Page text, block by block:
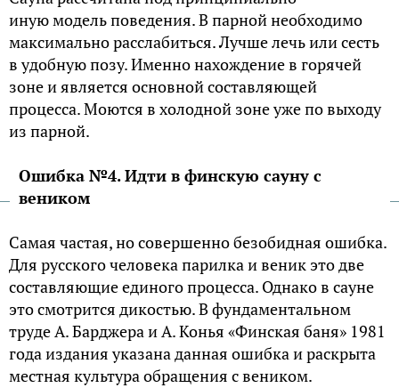
иную модель поведения. В парной необходимо
максимально расслабиться. Лучше лечь или сесть
в удобную позу. Именно нахождение в горячей
зоне и является основной составляющей
процесса. Моются в холодной зоне уже по выходу
из парной.
Ошибка №4. Идти в финскую сауну с
веником
Самая частая, но совершенно безобидная ошибка.
Для русского человека парилка и веник это две
составляющие единого процесса. Однако в сауне
это смотрится дикостью. В фундаментальном
труде А. Барджера и А. Конья «Финская баня» 1981
года издания указана данная ошибка и раскрыта
местная культура обращения с веником.